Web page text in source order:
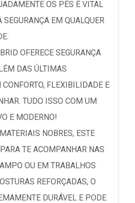
OS PÉS É VITAL
SEGURANÇA EM QUALQUER
OFERECE SEGURANÇA
DAS ÚLTIMAS
FLEXIBILIDADE E
TUDO ISSO COM UM
E MODERNO!
NOBRES, ESTE
TE ACOMPANHAR NAS
OU EM TRABALHOS
REFORÇADAS, O
DURÁVEL E PODE